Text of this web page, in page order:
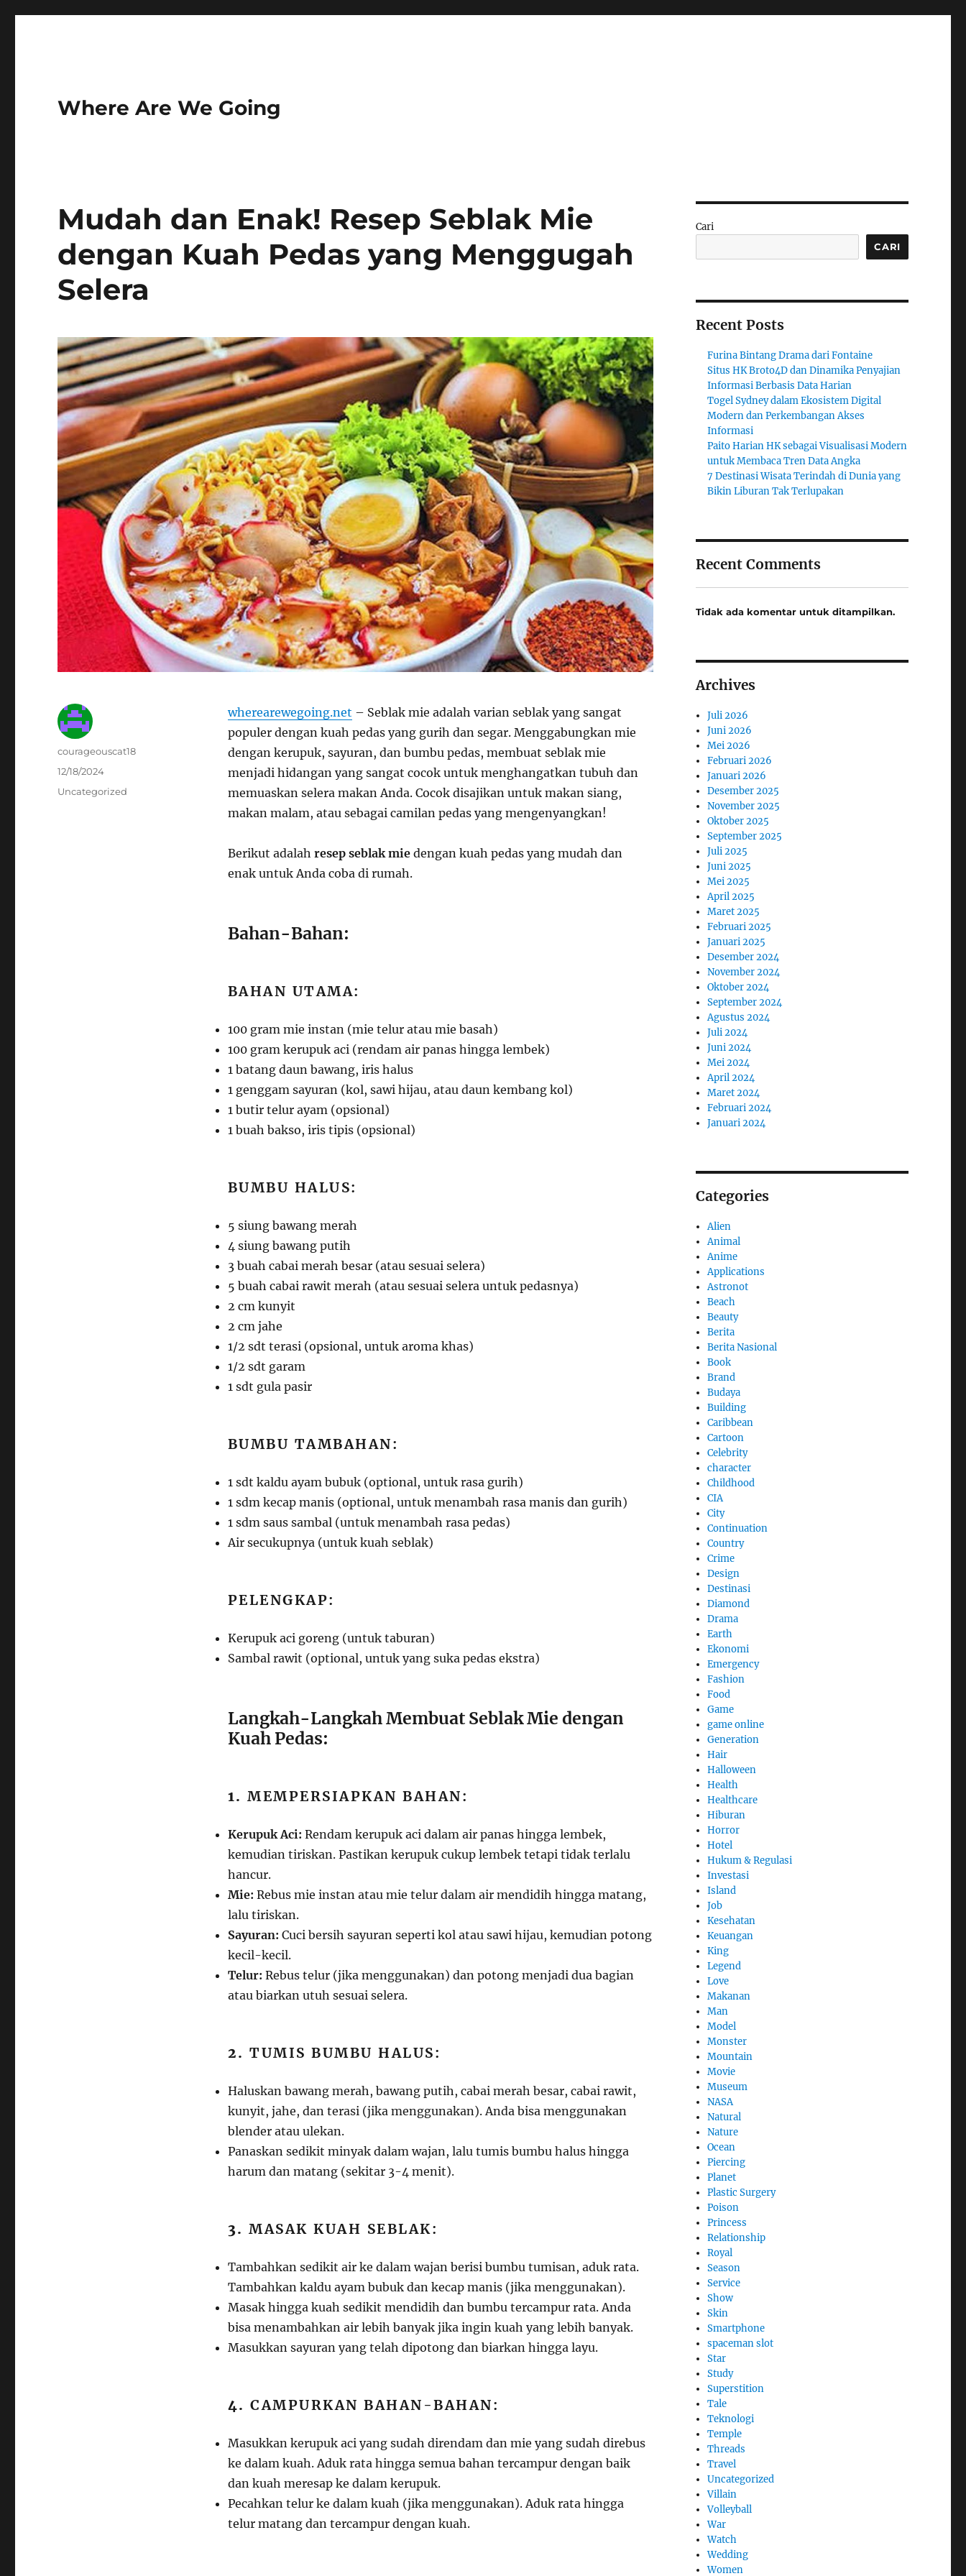
Where Are We Going
Mudah dan Enak! Resep Seblak Mie
dengan Kuah Pedas yang Menggugah
Selera
wherearewegoing.net – Seblak mie adalah varian seblak yang sangat
populer dengan kuah pedas yang gurih dan segar. Menggabungkan mie
dengan kerupuk, sayuran, dan bumbu pedas, membuat seblak mie
menjadi hidangan yang sangat cocok untuk menghangatkan tubuh dan
memuaskan selera makan Anda. Cocok disajikan untuk makan siang,
makan malam, atau sebagai camilan pedas yang mengenyangkan!
Berikut adalah resep seblak miedengan kuah pedas yang mudah dan
enak untuk Anda coba di rumah.
Bahan-Bahan:
BAHAN UTAMA:
100 gram mie instan (mie telur atau mie basah)
100 gram kerupuk aci (rendam air panas hingga lembek)
1 batang daun bawang, iris halus
1 genggam sayuran (kol, sawi hijau, atau daun kembang kol)
1 butir telur ayam (opsional)
1 buah bakso, iris tipis (opsional)
BUMBU HALUS:
5 siung bawang merah
4 siung bawang putih
3 buah cabai merah besar (atau sesuai selera)
5 buah cabai rawit merah (atau sesuai selera untuk pedasnya)
2 cm kunyit
2 cm jahe
1/2 sdt terasi (opsional, untuk aroma khas)
1/2 sdt garam
1 sdt gula pasir
BUMBU TAMBAHAN:
1 sdt kaldu ayam bubuk (optional, untuk rasa gurih)
1 sdm kecap manis (optional, untuk menambah rasa manis dan gurih)
1 sdm saus sambal (untuk menambah rasa pedas)
Air secukupnya (untuk kuah seblak)
PELENGKAP:
Kerupuk aci goreng (untuk taburan)
Sambal rawit (optional, untuk yang suka pedas ekstra)
Langkah-Langkah Membuat Seblak Mie dengan
Kuah Pedas:
1.MEMPERSIAPKAN BAHAN:
Kerupuk Aci: Rendam kerupuk aci dalam air panas hingga lembek,
kemudian tiriskan. Pastikan kerupuk cukup lembek tetapi tidak terlalu
hancur.
Mie: Rebus mie instan atau mie telur dalam air mendidih hingga matang,
lalu tiriskan.
Sayuran: Cuci bersih sayuran seperti kol atau sawi hijau, kemudian potong
kecil-kecil.
Telur: Rebus telur (jika menggunakan) dan potong menjadi dua bagian
atau biarkan utuh sesuai selera.
2.TUMIS BUMBU HALUS:
Haluskan bawang merah, bawang putih, cabai merah besar, cabai rawit,
kunyit, jahe, dan terasi (jika menggunakan). Anda bisa menggunakan
blender atau ulekan.
Panaskan sedikit minyak dalam wajan, lalu tumis bumbu halus hingga
harum dan matang (sekitar 3-4 menit).
3.MASAK KUAH SEBLAK:
Tambahkan sedikit air ke dalam wajan berisi bumbu tumisan, aduk rata.
Tambahkan kaldu ayam bubuk dan kecap manis (jika menggunakan).
Masak hingga kuah sedikit mendidih dan bumbu tercampur rata. Anda
bisa menambahkan air lebih banyak jika ingin kuah yang lebih banyak.
Masukkan sayuran yang telah dipotong dan biarkan hingga layu.
4.CAMPURKAN BAHAN-BAHAN:
Masukkan kerupuk aci yang sudah direndam dan mie yang sudah direbus
ke dalam kuah. Aduk rata hingga semua bahan tercampur dengan baik
dan kuah meresap ke dalam kerupuk.
Pecahkan telur ke dalam kuah (jika menggunakan). Aduk rata hingga
telur matang dan tercampur dengan kuah.
Author
courageouscat18
Posted
12/18/2024
Categories
Uncategorized
Cari
CARI
Recent Posts
Furina Bintang Drama dari Fontaine
Situs HK Broto4D dan Dinamika Penyajian
Informasi Berbasis Data Harian
Togel Sydney dalam Ekosistem Digital
Modern dan Perkembangan Akses
Informasi
Paito Harian HK sebagai Visualisasi Modern
untuk Membaca Tren Data Angka
7 Destinasi Wisata Terindah di Dunia yang
Bikin Liburan Tak Terlupakan
Recent Comments
Tidak ada komentar untuk ditampilkan.
Archives
Juli 2026
Juni 2026
Mei 2026
Februari 2026
Januari 2026
Desember 2025
November 2025
Oktober 2025
September 2025
Juli 2025
Juni 2025
Mei 2025
April 2025
Maret 2025
Februari 2025
Januari 2025
Desember 2024
November 2024
Oktober 2024
September 2024
Agustus 2024
Juli 2024
Juni 2024
Mei 2024
April 2024
Maret 2024
Februari 2024
Januari 2024
Categories
Alien
Animal
Anime
Applications
Astronot
Beach
Beauty
Berita
Berita Nasional
Book
Brand
Budaya
Building
Caribbean
Cartoon
Celebrity
character
Childhood
CIA
City
Continuation
Country
Crime
Design
Destinasi
Diamond
Drama
Earth
Ekonomi
Emergency
Fashion
Food
Game
game online
Generation
Hair
Halloween
Health
Healthcare
Hiburan
Horror
Hotel
Hukum & Regulasi
Investasi
Island
Job
Kesehatan
Keuangan
King
Legend
Love
Makanan
Man
Model
Monster
Mountain
Movie
Museum
NASA
Natural
Nature
Ocean
Piercing
Planet
Plastic Surgery
Poison
Princess
Relationship
Royal
Season
Service
Show
Skin
Smartphone
spaceman slot
Star
Study
Superstition
Tale
Teknologi
Temple
Threads
Travel
Uncategorized
Villain
Volleyball
War
Watch
Wedding
Women